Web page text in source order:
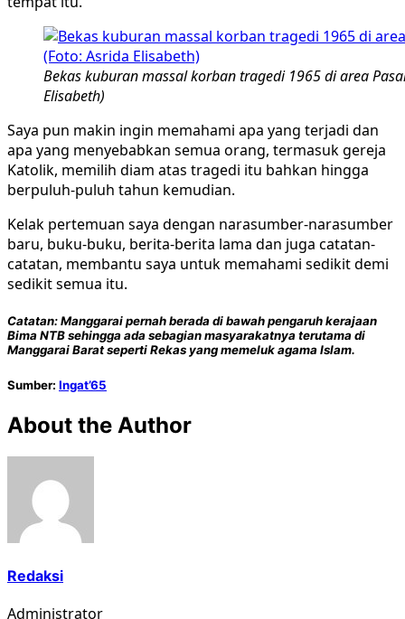
Bekas kuburan massal korban tragedi 1965 di area
Elisabeth)
Saya pun makin ingin memahami apa yang terjadi dan
apa yang menyebabkan semua orang, termasuk gereja
Katolik, memilih diam atas tragedi itu bahkan hingga
berpuluh-puluh tahun kemudian.
Kelak pertemuan saya dengan narasumber-narasumber
baru, buku-buku, berita-berita lama dan juga catatan-
catatan, membantu saya untuk memahami sedikit demi
sedikit semua itu.
Catatan:Manggarai pernah berada di bawah pengaruh kerajaan
Bima NTB sehingga ada sebagian masyarakatnya terutama di
Manggarai Barat seperti Rekas yang memeluk agama Islam.
Sumber: Ingat’65
About the Author
Redaksi
Administrator